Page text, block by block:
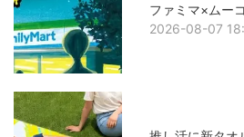
ファミマ×ムー
2026-08-07